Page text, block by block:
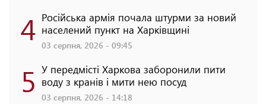
4 Російська армія почала штурми за новий
населений пункт на Харківщині
03 серпня, 2026 - 09:45
5 У передмісті Харкова заборонили пити
воду з кранів і мити нею посуд
03 серпня, 2026 - 14:18